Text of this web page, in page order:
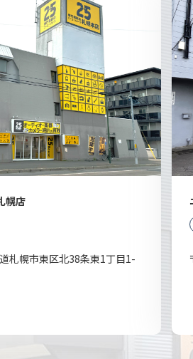
幌店
札幌市東区北38条東1丁目1-